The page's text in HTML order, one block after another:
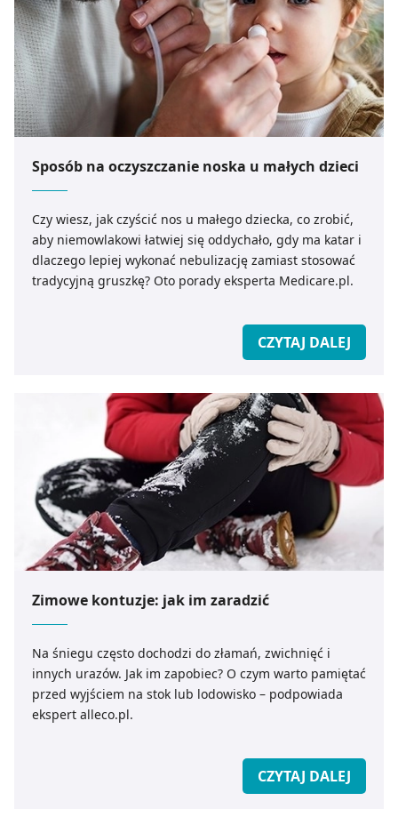
Sposób na oczyszczanie noska u małych dzieci
Czy wiesz, jak czyścić nos u małego dziecka, co zrobić,
aby niemowlakowi łatwiej się oddychało, gdy ma katar i
dlaczego lepiej wykonać nebulizację zamiast stosować
tradycyjną gruszkę? Oto porady eksperta Medicare.pl.
CZYTAJ DALEJ
Zimowe kontuzje: jak im zaradzić
Na śniegu często dochodzi do złamań, zwichnięć i
innych urazów. Jak im zapobiec? O czym warto pamiętać
przed wyjściem na stok lub lodowisko – podpowiada
ekspert alleco.pl.
CZYTAJ DALEJ